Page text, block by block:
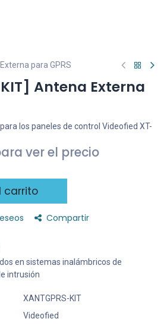
para GPRS
KIT] Antena Externa
los paneles de control Videofied XT-
ver el precio
carrito
Compartir
en sistemas inalámbricos de
intrusión
XANTGPRS-KIT
Videofied